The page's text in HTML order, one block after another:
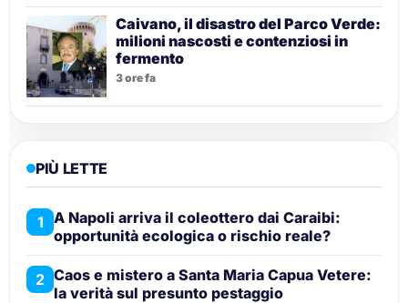
Caivano, il disastro del Parco Verde:
milioni nascosti e contenziosi in
fermento
3 ore fa
PIÙ LETTE
1 A Napoli arriva il coleottero dai Caraibi:
opportunità ecologica o rischio reale?
2 Caos e mistero a Santa Maria Capua Vetere:
la verità sul presunto pestaggio